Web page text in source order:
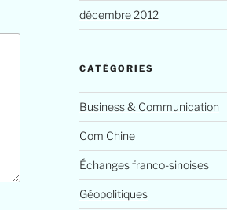
décembre 2012
CATÉGORIES
Business & Communication
Com Chine
Échanges franco-sinoises
Géopolitiques